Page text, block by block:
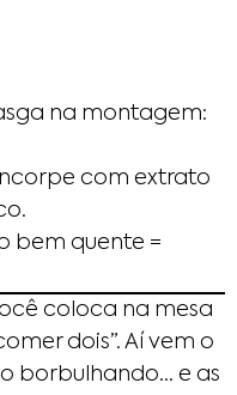
na montagem:
com extrato
bem quente =
coloca na mesa
dois”. Aí vem o
borbulhando… e as